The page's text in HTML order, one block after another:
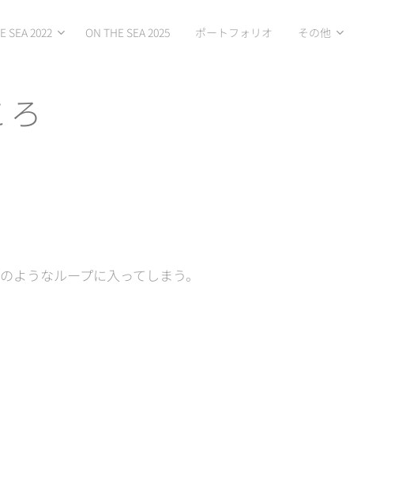
SEA 2022 ON THE SEA 2025 ポートフォリオ その他
うなループに入ってしまう。